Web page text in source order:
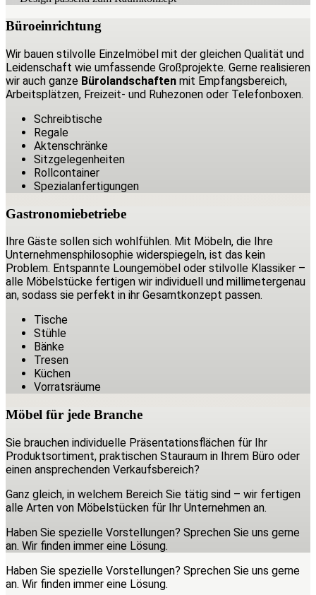
Büroeinrichtung
Wir bauen stilvolle Einzelmöbel mit der gleichen Qualität und
Leidenschaft wie umfassende Großprojekte. Gerne realisieren
wir auch ganze Bürolandschaften mit Empfangsbereich,
Arbeitsplätzen, Freizeit- und Ruhezonen oder Telefonboxen.
Schreibtische
Regale
Aktenschränke
Sitzgelegenheiten
Rollcontainer
Spezialanfertigungen
Gastronomiebetriebe
Ihre Gäste sollen sich wohlfühlen. Mit Möbeln, die Ihre
Unternehmensphilosophie widerspiegeln, ist das kein
Problem. Entspannte Loungemöbel oder stilvolle Klassiker –
alle Möbelstücke fertigen wir individuell und millimetergenau
an, sodass sie perfekt in ihr Gesamtkonzept passen.
Tische
Stühle
Bänke
Tresen
Küchen
Vorratsräume
Möbel für jede Branche
Sie brauchen individuelle Präsentationsflächen für Ihr
Produktsortiment, praktischen Stauraum in Ihrem Büro oder
einen ansprechenden Verkaufsbereich?
Ganz gleich, in welchem Bereich Sie tätig sind – wir fertigen
alle Arten von Möbelstücken für Ihr Unternehmen an.
Haben Sie spezielle Vorstellungen? Sprechen Sie uns gerne
an. Wir finden immer eine Lösung.
Haben Sie spezielle Vorstellungen? Sprechen Sie uns gerne
an. Wir finden immer eine Lösung.